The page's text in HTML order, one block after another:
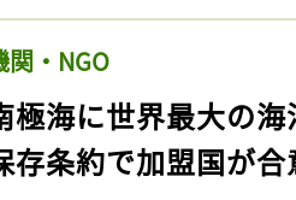
・NGO
極海に世界最大の
存条約で加盟国が合
お気に入りに